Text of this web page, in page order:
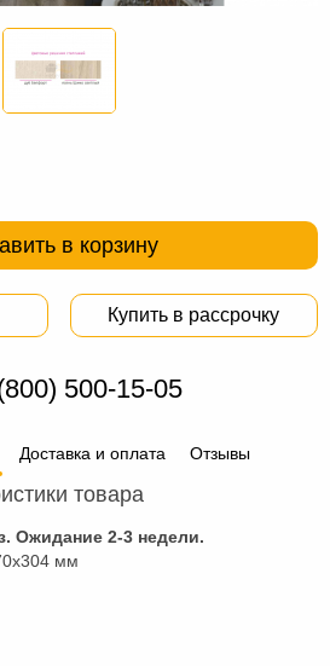
в корзину
Купить в рассрочку
500-15-05
Доставка и оплата Отзывы
товара
Ожидание 2-3 недели.
мм